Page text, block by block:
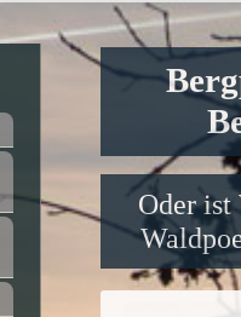
Oder ist